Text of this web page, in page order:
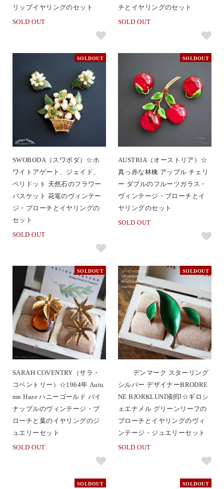
リップイヤリングのセット
SOLD OUT
チとイヤリングのセット
SOLD OUT
SOLDOUT
SWOBODA（スワボダ）☆ホ
ワイトアゲート、ジェイド、
ペリドット 天然石のフラワー
バスケット 花篭のヴィンテー
ジ・ブローチとイヤリングの
セット
SOLD OUT
SOLDOUT
AUSTRIA（オーストリア）☆
真っ赤な林檎 アップル チェリ
ー ダブルのフルーツガラス・
ヴィンテージ・ブローチとイ
ヤリングのセット
SOLD OUT
SOLDOUT
SARAH COVENTRY（サラ・
コベントリー）☆1964年 Autu
mn Haze ハニーゴールド パイ
ナップルのヴィンテージ・ブ
ローチと葉のイヤリングのジ
ュエリーセット
SOLD OUT
SOLDOUT
デンマーク スターリング
シルバー デザイナーBRODRE
NE BJORKLUND刻印☆ギロシ
ェエナメル グリーンリーフの
ブローチとイヤリングのヴィ
ンテージ・ジュエリーセット
SOLD OUT
SOLDOUT SOLDOUT